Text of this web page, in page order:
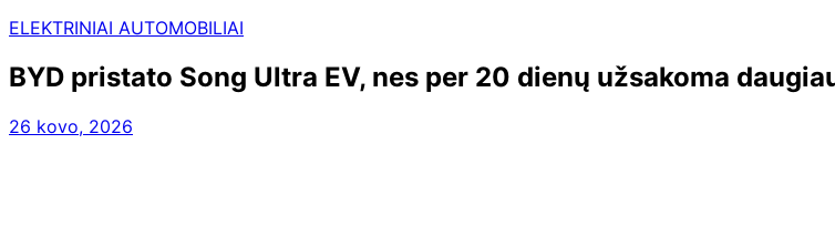
ELEKTRINIAI AUTOMOBILIAI
BYD pristato Song Ultra EV, nes per 20 dienų užsakoma
26 kovo, 2026